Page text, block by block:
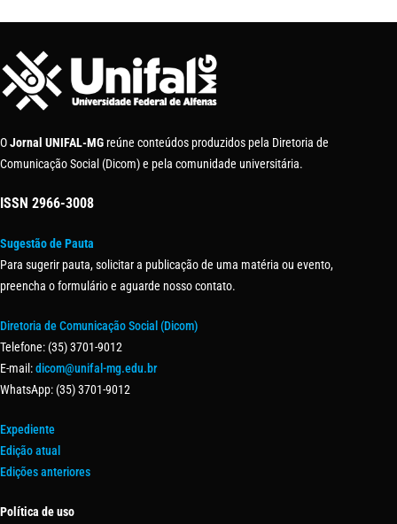
OJornal UNIFAL-MG reúne conteúdos produzidos pela Diretoria de
Comunicação Social (Dicom) e pela comunidade universitária.
ISSN 2966-3008
Sugestão de Pauta
Para sugerir pauta, solicitar a publicação de uma matéria ou evento,
preencha o formulário e aguarde nosso contato.
Diretoria de Comunicação Social (Dicom)
Telefone: (35) 3701-9012
E-mail:dicom@unifal-mg.edu.br
WhatsApp: (35) 3701-9012
Expediente
Edição atual
Edições anteriores
Política de uso